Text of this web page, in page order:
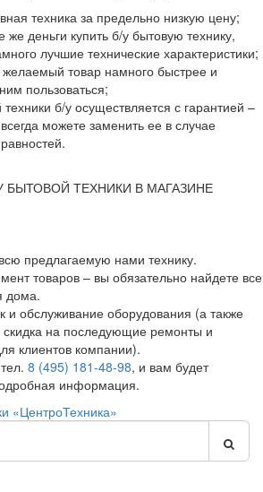
техника за предельно низкую цену;
же деньги купить б/у бытовую технику,
лучшие технические характеристики;
товар намного быстрее и
пользоваться;
б/у осуществляется с гарантией –
можете заменить ее в случае
БЫТОВОЙ ТЕХНИКИ В МАГАЗИНЕ
предлагаемую нами технику.
товаров – вы обязательно найдете все
дома.
и обслуживание оборудования (а также
скидка на последующие ремонты и
клиентов компании).
8 (495) 181-48-98, и вам будет
информация.